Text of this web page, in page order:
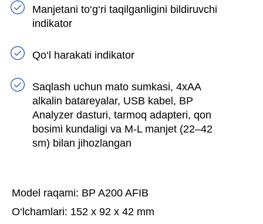
Manjetani to‘g‘ri taqilganligini bildiruvchi
indikator
Qo‘l harakati indikator
Saqlash uchun mato sumkasi, 4xAA
alkalin batareyalar, USB kabel, BP
Analyzer dasturi, tarmoq adapteri, qon
bosimi kundaligi va M-L manjet (22–42
sm) bilan jihozlangan
Model raqami: BP A200 AFIB
O‘lchamlari: 152 x 92 x 42 mm